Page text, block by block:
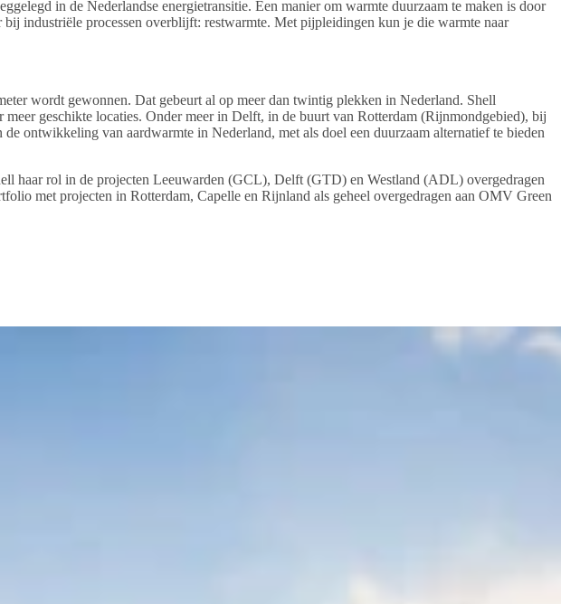
in de Nederlandse energietransitie. Een manier om warmte duurzaam te maken is door
industriële processen overblijft: restwarmte. Met pijpleidingen kun je die warmte naar
wordt gewonnen. Dat gebeurt al op meer dan twintig plekken in Nederland. Shell
geschikte locaties. Onder meer in Delft, in de buurt van Rotterdam (Rijnmondgebied), bij
ontwikkeling van aardwarmte in Nederland, met als doel een duurzaam alternatief te bieden
haar rol in de projecten Leeuwarden (GCL), Delft (GTD) en Westland (ADL) overgedragen
met projecten in Rotterdam, Capelle en Rijnland als geheel overgedragen aan OMV Green